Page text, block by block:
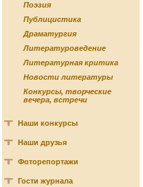
Поэзия
Публицистика
Драматургия
Литературоведение
Литературная критика
Новости литературы
Конкурсы, творческие
вечера, встречи
Наши конкурсы
Наши друзья
Фоторепортажи
Гости журнала